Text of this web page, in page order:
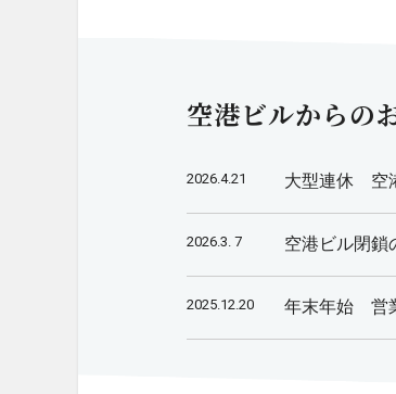
空港ビルからの
2026.4.21 大型連休 空
2026.3. 7 空港ビル閉鎖
2025.12.20 年末年始 営